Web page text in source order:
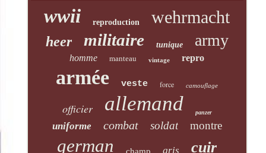
wwii reproduction wehrmacht
heer militaire tunique army
homme manteau vintage repro
armée veste force camouflage
officier allemand panzer
uniforme combat soldat montre
german gris cuir